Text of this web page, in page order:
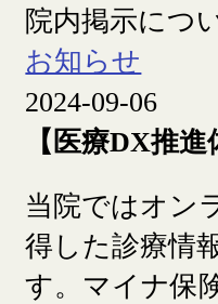
院内掲示につ
お知らせ
2024-09-06
【医療DX推進
当院ではオン
得した診療情
す。マイナ保